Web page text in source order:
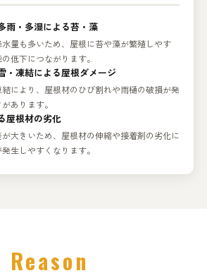
雨・多湿による苔・藻
量も多いため、屋根に苔や藻が繁殖しやす
低下につながります。
・凍結による屋根ダメージ
により、屋根材のひび割れや雨樋の破損が発
あります。
屋根材の劣化
大きいため、屋根材の伸縮や接着剤の劣化に
生しやすくなります。
Reason